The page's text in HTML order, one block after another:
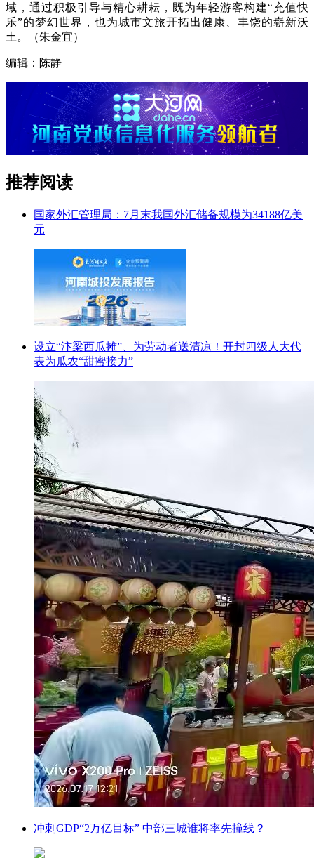
域，通过积极引导与精心耕耘，既为年轻游客构建“充值快
乐”的梦幻世界，也为城市文旅开拓出健康、丰饶的崭新沃
土。（朱金宜）
编辑：陈静
推荐阅读
国家外汇管理局：7月末我国外汇储备规模为34188亿美
元
设立“汴梁西瓜摊”、为劳动者送清凉！开封四级人大代
表为瓜农“甜蜜接力”
冲刺GDP“2万亿目标” 中部三城谁将率先撞线？